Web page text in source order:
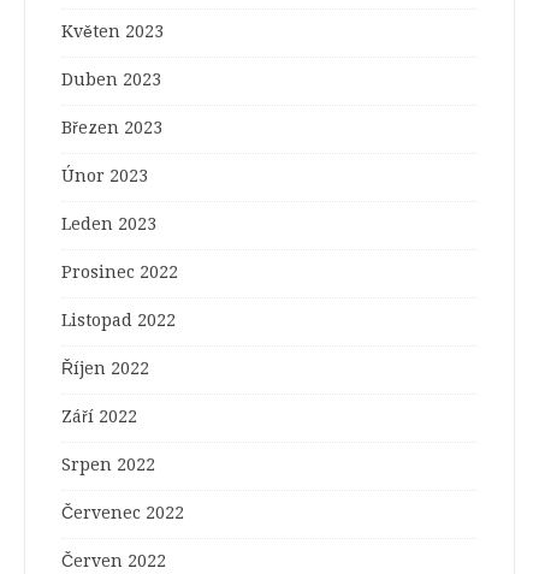
Květen 2023
Duben 2023
Březen 2023
Únor 2023
Leden 2023
Prosinec 2022
Listopad 2022
Říjen 2022
Září 2022
Srpen 2022
Červenec 2022
Červen 2022